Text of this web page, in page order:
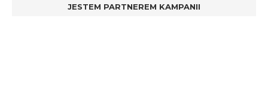
JESTEM PARTNEREM KAMPANII